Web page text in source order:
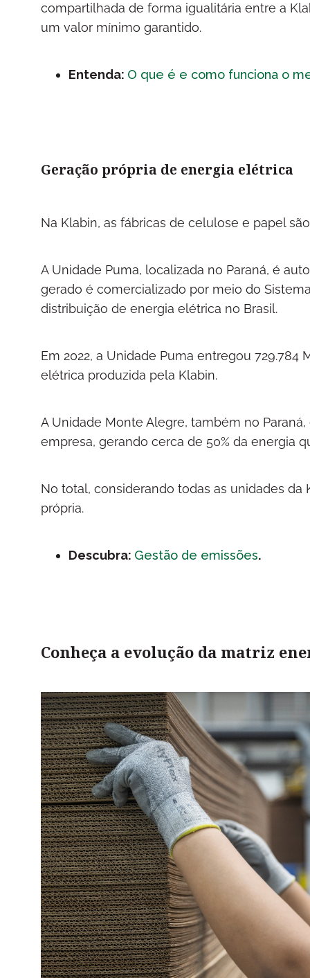
compartilhada de forma igualitária entre a
um valor mínimo garantido.
Entenda: O que é e como funciona o
Geração própria de energia elétrica
Na Klabin, as fábricas de celulose e papel
A Unidade Puma, localizada no Paraná, é
gerado é comercializado por meio do
distribuição de energia elétrica no Brasil.
Em 2022, a Unidade Puma entregou
elétrica produzida pela Klabin.
A Unidade Monte Alegre, também no
empresa, gerando cerca de 50% da energia
No total, considerando todas as unidades
própria.
Descubra: Gestão de emissões.
Conheça a evolução da matriz